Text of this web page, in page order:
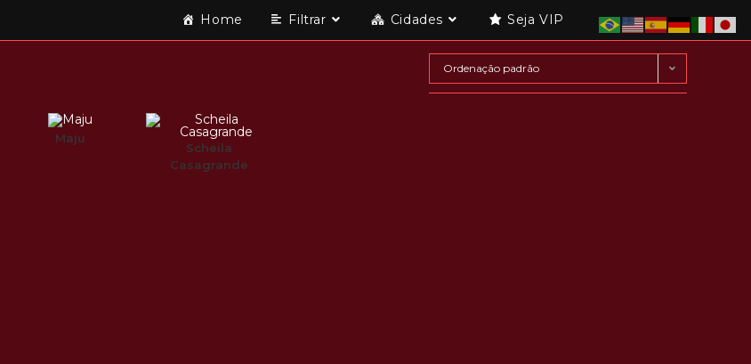
Home Filtrar Cidades Seja VIP
Ordenação padrão
Maju
Scheila
Casagrande